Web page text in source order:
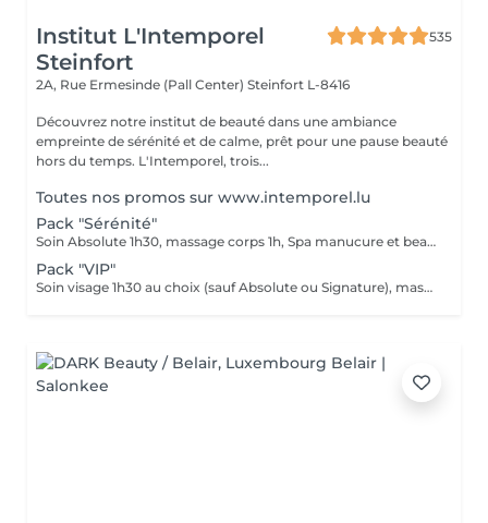
Institut L'Intemporel
Steinfort
535
2A, Rue Ermesinde (Pall Center) Steinfort L-8416
Découvrez notre institut de beauté dans une ambiance
empreinte de sérénité et de calme, prêt pour une pause beauté
hors du temps. L'Intemporel, trois...
Toutes nos promos sur www.intemporel.lu
Pack "Sérénité"
Soin Absolute 1h30, massage corps 1h, Spa manucure et beauté des pieds Le luxe, le calme et la détente, magique ...
Pack "VIP"
Soin visage 1h30 au choix (sauf Absolute ou Signature), massage corps 1h, manucure 30', beauté des pieds 45' Ne peut être fractionné, à faire le même jour